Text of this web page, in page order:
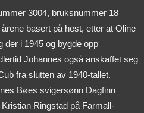
3004, bruksnummer 18
basert på hest, etter at Oline
der i 1945 og bygde opp
Johannes også anskaffet seg
fra slutten av 1940-tallet.
Bøes svigersønn Dagfinn
Ringstad på Farmall-